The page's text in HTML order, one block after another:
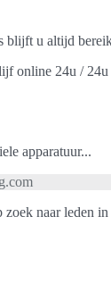
blijft u altijd
online 24u /
apparatuur...
zoek naar leden